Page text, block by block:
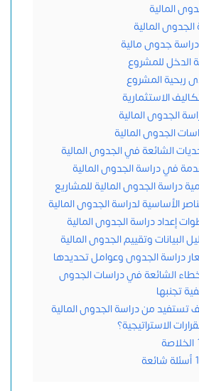
المالية
المالية
جدوى مالية
الجدوى المالية
الجدوى المالية
الشائعة في الجدوى المالية
في دراسة الجدوى المالية
دراسة الجدوى المالية للمشاريع
الأساسية لدراسة الجدوى المالية
إعداد دراسة الجدوى المالية
البيانات وتقييم الجدوى المالية
دراسة الجدوى وعوامل تحديدها
الشائعة في دراسات الجدوى
تجنبها
تستفيد من دراسة الجدوى المالية
الاستراتيجية؟
الخلاصة
أسئلة شائعة